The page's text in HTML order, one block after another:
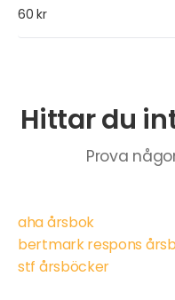
60 kr
Hittar du
Prova
aha årsbok
bertmark respons
stf årsböcker